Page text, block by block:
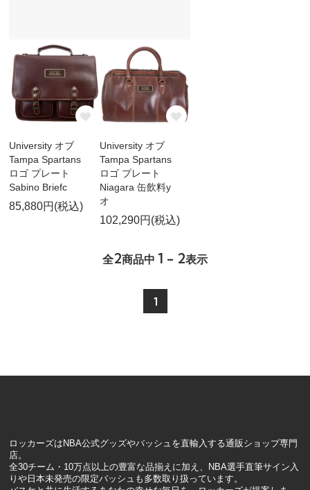
University オブ
Tampa Spartans
ロゴ プレート
Sabino Briefc
85,880円(税込)
University オブ
Tampa Spartans
ロゴ プレート
Niagara 缶飲料y
オ
102,290円(税込)
全2商品中 1 - 2表示
1
ロッカーズはNBA公式グッズやバッシュを直輸入する通販ショップ専門
店。
全30チーム・10万点以上の豊富な品揃えに加え、NBA選手直筆サイン入
りや日本未発売の限定バッシュも多数取り扱っています。